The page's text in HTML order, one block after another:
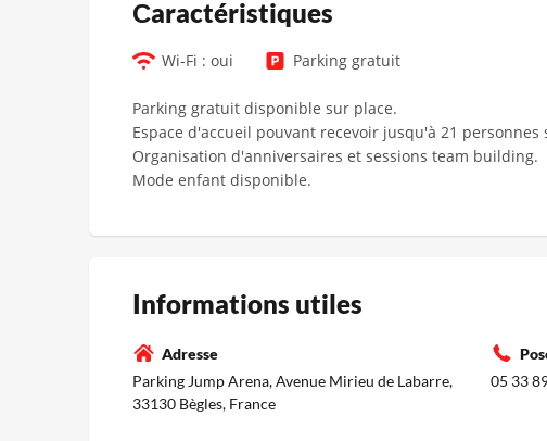
Сaractéristiques
Wi-Fi : oui Parking gratuit
Parking gratuit disponible sur place.
Espace d'accueil pouvant recevoir jusqu'à 21
Organisation d'anniversaires et sessions team building.
Mode enfant disponible.
Informations utiles
Adresse
Parking Jump Arena, Avenue Mirieu de Labarre,
33130 Bègles, France
05 33